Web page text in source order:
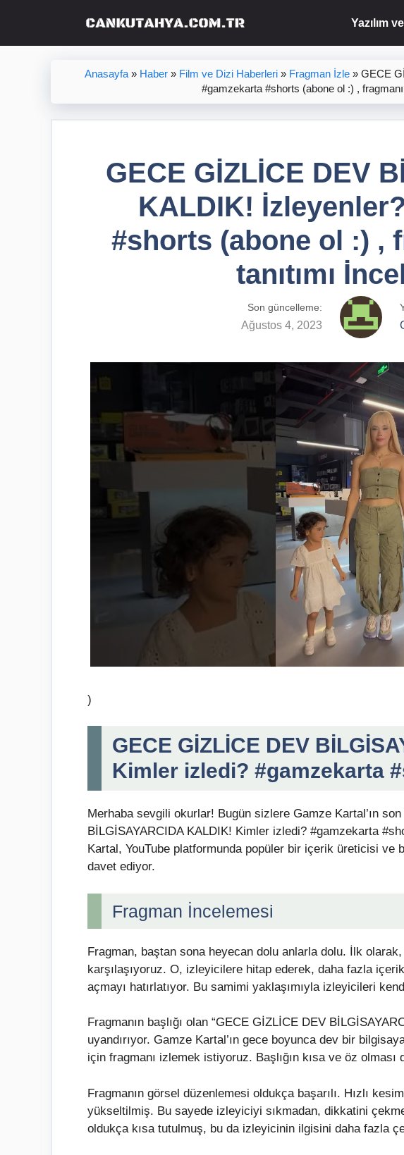
Yazılım
Anasayfa » Haber » Film ve Dizi Haberleri » Fragman İzle » GECE
#gamzekarta #shorts (abone ol :) ,
GECE GİZLİCE DEV
KALDIK!
#shorts (abone ol :) ,
tanıtımı
Son güncelleme:
Ağustos 4, 2023
)
GECE GİZLİCE DEV
Kimler izledi? #gamzekarta
Merhaba sevgili okurlar! Bugün sizlere Gamze Kartal’ın
BİLGİSAYARCIDA KALDIK! Kimler izledi? #gamzekarta
Kartal, YouTube platformunda popüler bir içerik üreticisi
davet ediyor.
Fragman İncelemesi
Fragman, baştan sona heyecan dolu anlarla dolu. İlk
karşılaşıyoruz. O, izleyicilere hitap ederek, daha fazla
açmayı hatırlatıyor. Bu samimi yaklaşımıyla izleyicileri
Fragmanın başlığı olan “GECE GİZLİCE DEV
uyandırıyor. Gamze Kartal’ın gece boyunca dev bir
için fragmanı izlemek istiyoruz. Başlığın kısa ve öz
Fragmanın görsel düzenlemesi oldukça başarılı. Hızlı
yükseltilmiş. Bu sayede izleyiciyi sıkmadan, dikkatini
oldukça kısa tutulmuş, bu da izleyicinin ilgisini daha fazla